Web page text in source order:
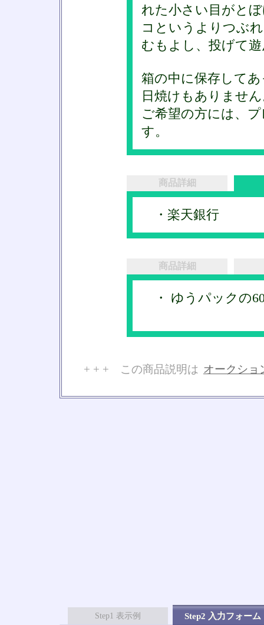
れた小さい目がと
コというよりつぶ
むもよし、投げて
箱の中に保存して
日焼けもありませ
ご希望の方には、
す。
商品詳細
・楽天銀行
商品詳細
・ ゆうパックの
+ + + この商品説明は オークショ
Step1 表示例 Step2 入力フォーム